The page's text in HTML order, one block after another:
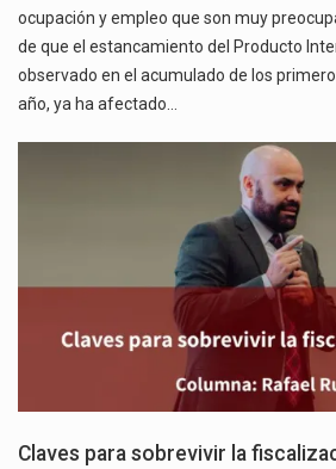
ocupación y empleo que son muy
de que el estancamiento del Producto
observado en el acumulado de los
año, ya ha afectado…
Claves para sobrevivir la